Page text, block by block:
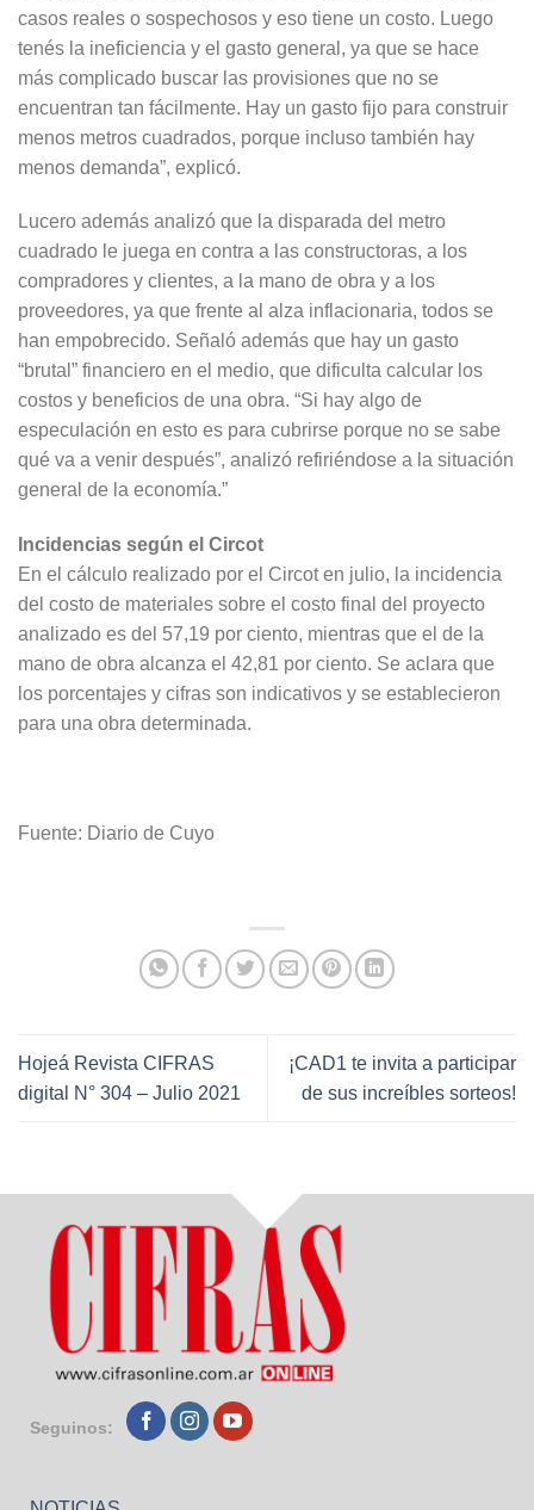
casos reales o sospechosos y eso tiene un costo. Luego
tenés la ineficiencia y el gasto general, ya que se hace
más complicado buscar las provisiones que no se
encuentran tan fácilmente. Hay un gasto fijo para construir
menos metros cuadrados, porque incluso también hay
menos demanda”, explicó.
Lucero además analizó que la disparada del metro
cuadrado le juega en contra a las constructoras, a los
compradores y clientes, a la mano de obra y a los
proveedores, ya que frente al alza inflacionaria, todos se
han empobrecido. Señaló además que hay un gasto
“brutal” financiero en el medio, que dificulta calcular los
costos y beneficios de una obra. “Si hay algo de
especulación en esto es para cubrirse porque no se sabe
qué va a venir después”, analizó refiriéndose a la situación
general de la economía.”
Incidencias según el Circot
En el cálculo realizado por el Circot en julio, la incidencia
del costo de materiales sobre el costo final del proyecto
analizado es del 57,19 por ciento, mientras que el de la
mano de obra alcanza el 42,81 por ciento. Se aclara que
los porcentajes y cifras son indicativos y se establecieron
para una obra determinada.
Fuente: Diario de Cuyo
Hojeá Revista CIFRAS
digital N° 304 – Julio 2021
¡CAD1 te invita a participar
de sus increíbles sorteos!
Seguinos: